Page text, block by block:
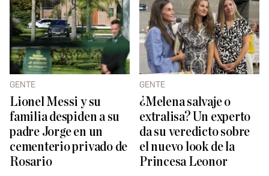
GENTE
Lionel Messi y su
familia despiden a su
padre Jorge en un
cementerio privado de
Rosario
GENTE
¿Melena salvaje o
extralisa? Un experto
da su veredicto sobre
el nuevo look de la
Princesa Leonor